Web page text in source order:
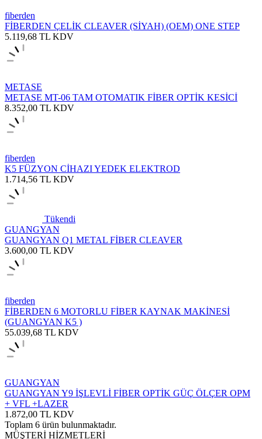
fiberden
FİBERDEN ÇELİK CLEAVER (SİYAH) (OEM) ONE STEP
5.119,68 TL KDV
METASE
METASE MT-06 TAM OTOMATIK FİBER OPTİK KESİCİ
8.352,00 TL KDV
fiberden
K5 FÜZYON CİHAZI YEDEK ELEKTROD
1.714,56 TL KDV
Tükendi
GUANGYAN
GUANGYAN Q1 METAL FİBER CLEAVER
3.600,00 TL KDV
fiberden
FİBERDEN 6 MOTORLU FİBER KAYNAK MAKİNESİ
(GUANGYAN K5 )
55.039,68 TL KDV
GUANGYAN
GUANGYAN Y9 İŞLEVLİ FİBER OPTİK GÜÇ ÖLÇER OPM
+ VFL +LAZER
1.872,00 TL KDV
Toplam 6 ürün bulunmaktadır.
MÜŞTERİ HİZMETLERİ